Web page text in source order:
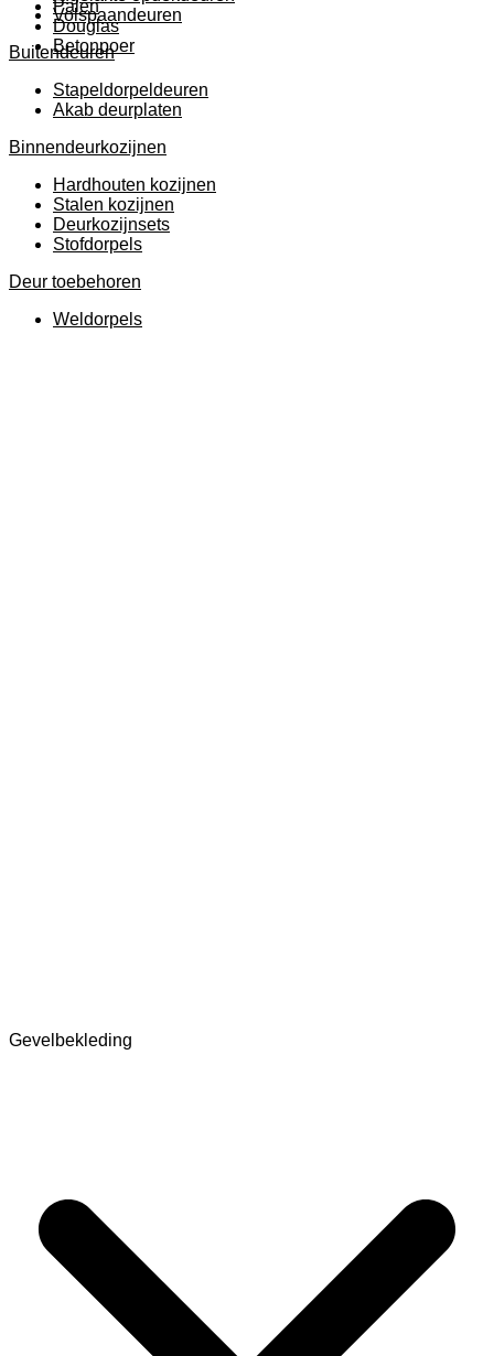
Palen
Douglas
Betonpoer
Volspaandeuren
Buitendeuren
Stapeldorpeldeuren
Akab deurplaten
Binnendeurkozijnen
Hardhouten kozijnen
Stalen kozijnen
Deurkozijnsets
Stofdorpels
Deur toebehoren
Weldorpels
Gevelbekleding